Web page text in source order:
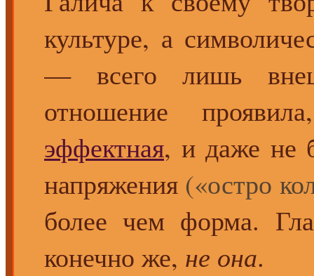
культуре, а
— всего лишь
отношение
эффектная, и даже не
напряжения («остро
более чем форма.
конечно же, не она.